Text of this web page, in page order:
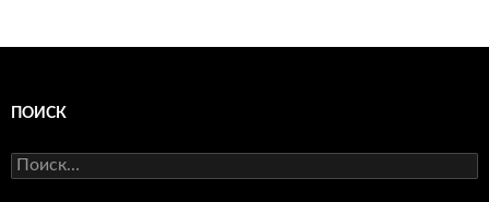
ПОИСК
Найти: